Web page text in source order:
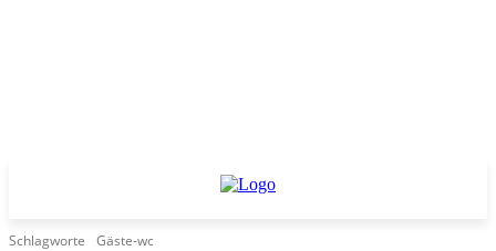
Schlagworte Gäste-wc